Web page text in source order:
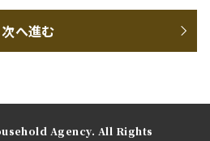
次へ進む
Agency. All Rights